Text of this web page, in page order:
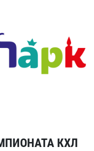
КХЛ